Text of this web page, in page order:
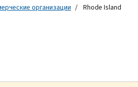
организации Rhode Island